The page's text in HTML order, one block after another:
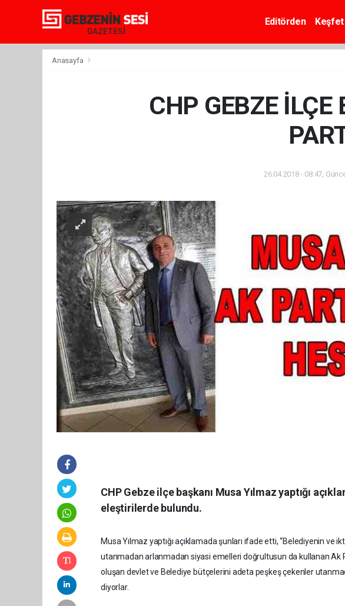
Editörden Keşfet
Anasayfa
CHP GEBZE
26.04.2018 - 08:47,
CHP Gebze ilçe başkanı Musa Yılmaz yaptığı
eleştirilerde bulundu.
Musa Yılmaz yaptığı açıklamada şunları ifade etti, “Belediyenin ve
utanmadan arlanmadan siyasi emelleri doğrultusun da kullanan Ak
oluşan devlet ve Belediye bütçelerini adeta peşkeş çekenler
diyorlar.